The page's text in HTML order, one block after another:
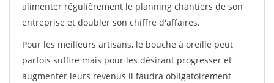
alimenter régulièrement le planning chantiers de son
entreprise et doubler son chiffre d'affaires.
Pour les meilleurs artisans, le bouche à oreille peut
parfois suffire mais pour les désirant progresser et
augmenter leurs revenus il faudra obligatoirement